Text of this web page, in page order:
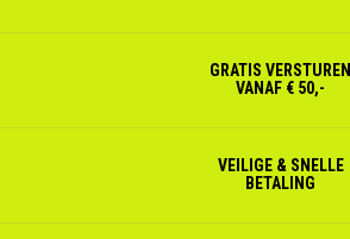
GRATIS VERSTUREN
VANAF € 50,-
VEILIGE & SNELLE
BETALING